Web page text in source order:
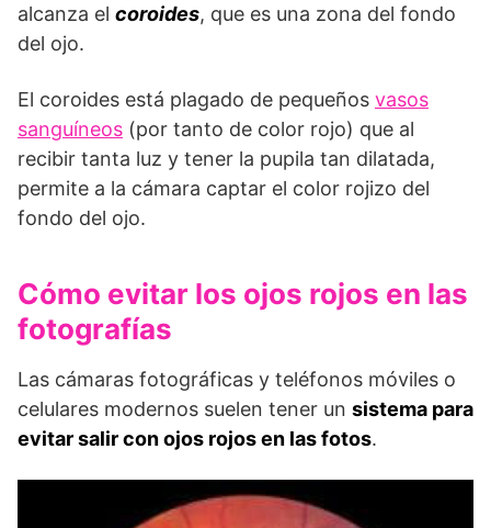
alcanza el coroides, que es una zona del fondo
del ojo.
El coroides está plagado de pequeños vasos
sanguíneos (por tanto de color rojo) que al
recibir tanta luz y tener la pupila tan dilatada,
permite a la cámara captar el color rojizo del
fondo del ojo.
Cómo evitar los ojos rojos en las
fotografías
Las cámaras fotográficas y teléfonos móviles o
celulares modernos suelen tener un sistema para
evitar salir con ojos rojos en las fotos.